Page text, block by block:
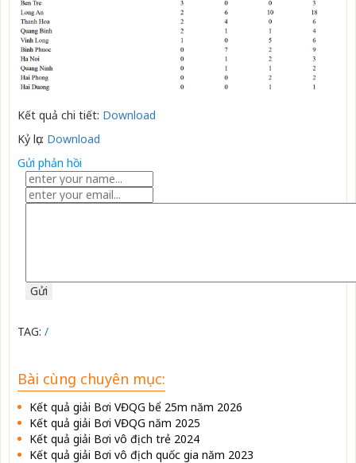
Luật
Liên hệ
Kết quả chi tiết: Download
Kỷ lục: Download
Gửi phản hồi
TAG: /
Bài cùng chuyên mục:
Kết quả giải Bơi VĐQG bể 25m năm 2026
Kết quả giải Bơi VĐQG năm 2025
Kết quả giải Bơi vô địch trẻ 2024
Kết quả giải Bơi vô địch quốc gia năm 2023